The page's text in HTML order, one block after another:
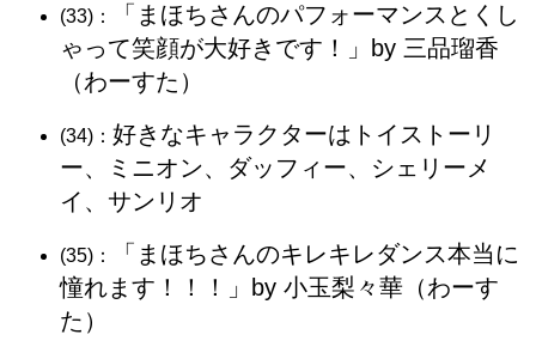
(33)：
「まほちさんのパフォーマンスとくし
ゃって笑顔が大好きです！」by 三品瑠香
（わーすた）
(34)： 好きなキャラクターはトイストーリ
ー、ミニオン、ダッフィー、シェリーメ
イ、サンリオ
(35)：
「まほちさんのキレキレダンス本当に
憧れます！！！」by 小玉梨々華（わーす
た）